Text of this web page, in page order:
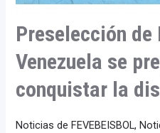
Preselección de
Venezuela se
conquistar la
Noticias de FEVEBEISBOL,